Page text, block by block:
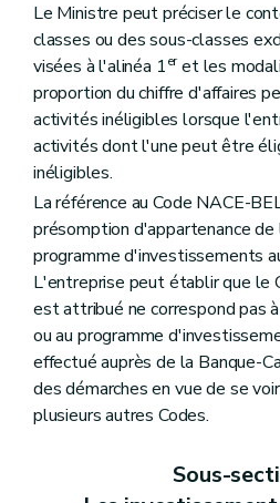
Le Ministre peut préciser le
classes ou des sous-classes
visées à l'alinéa 1eret les
proportion du chiffre d'affaires
activités inéligibles lorsque
activités dont l'une peut être
inéligibles.
La référence au Code NACE-
présomption d'appartenance
programme d'investissements
L'entreprise peut établir que le
est attribué ne correspond pas
ou au programme
effectué auprès de la Banque-
des démarches en vue de se
plusieurs autres Codes.
Sous-